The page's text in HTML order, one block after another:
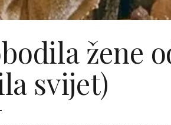
žene
svijet)